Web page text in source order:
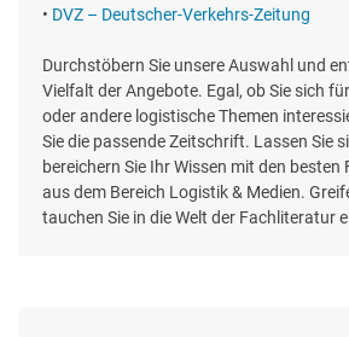
• DVZ – Deutscher-Verkehrs-Zeitung
Durchstöbern Sie unsere Auswahl und
Vielfalt der Angebote. Egal, ob Sie sich
oder andere logistische Themen
Sie die passende Zeitschrift. Lassen Sie
bereichern Sie Ihr Wissen mit den
aus dem Bereich Logistik & Medien.
tauchen Sie in die Welt der Fachliteratur